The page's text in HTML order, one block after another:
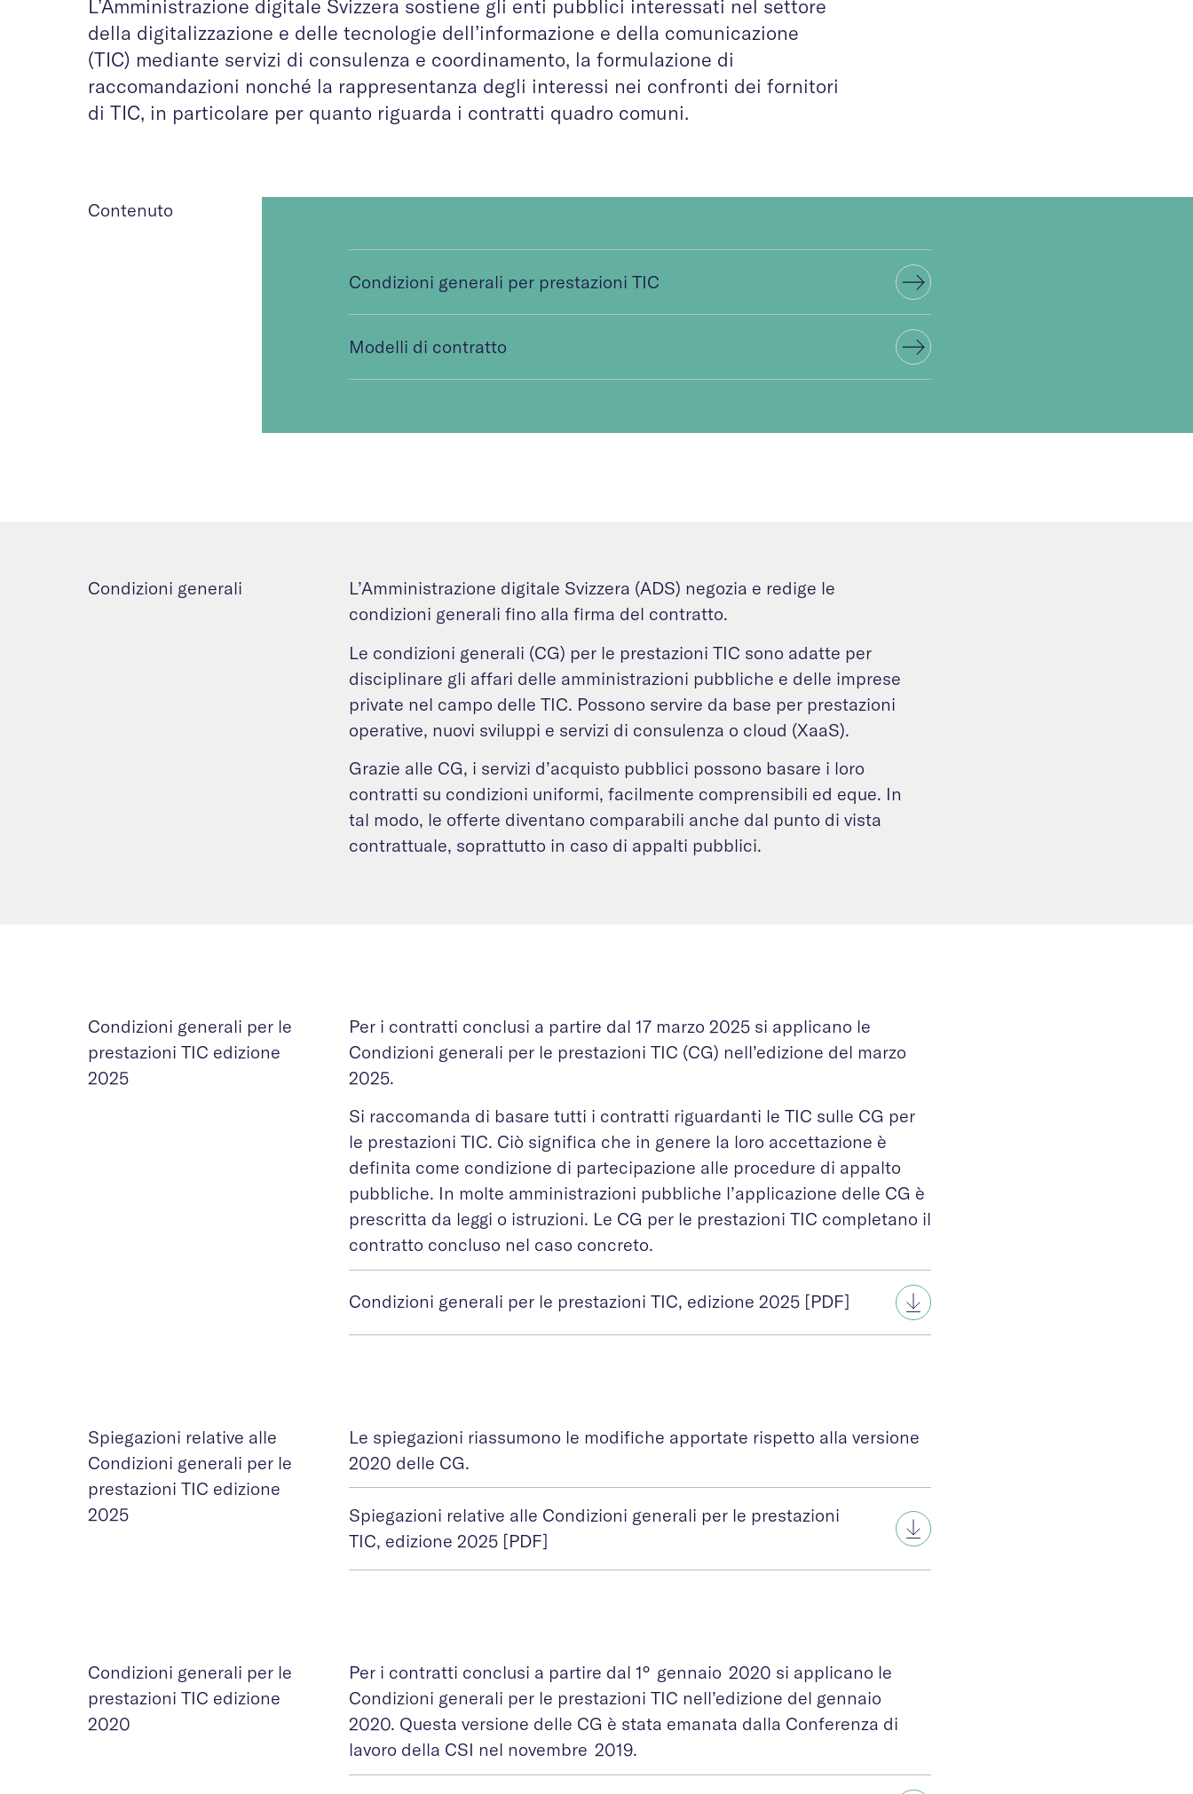
L’Amministrazione digitale Svizzera sostiene gli enti pubblici interessati nel settore
della digitalizzazione e delle tecnologie dell’informazione e della comunicazione
(TIC) mediante servizi di consulenza e coordinamento, la formulazione di
raccomandazioni nonché la rappresentanza degli interessi nei confronti dei fornitori
di TIC, in particolare per quanto riguarda i contratti quadro comuni.
Contenuto
Condizioni generali per prestazioni TIC
Modelli di contratto
Condizioni generali
L’Amministrazione digitale Svizzera (ADS) negozia e redige le
condizioni generali fino alla firma del contratto.
Le condizioni generali (CG) per le prestazioni TIC sono adatte per
disciplinare gli affari delle amministrazioni pubbliche e delle imprese
private nel campo delle TIC. Possono servire da base per prestazioni
operative, nuovi sviluppi e servizi di consulenza o cloud (XaaS).
Grazie alle CG, i servizi d’acquisto pubblici possono basare i loro
contratti su condizioni uniformi, facilmente comprensibili ed eque. In
tal modo, le offerte diventano comparabili anche dal punto di vista
contrattuale, soprattutto in caso di appalti pubblici.
Condizioni generali per le
prestazioni TIC edizione
2025
Per i contratti conclusi a partire dal 17 marzo 2025 si applicano le
Condizioni generali per le prestazioni TIC (CG) nell’edizione del marzo
2025.
Si raccomanda di basare tutti i contratti riguardanti le TIC sulle CG per
le prestazioni TIC. Ciò significa che in genere la loro accettazione è
definita come condizione di partecipazione alle procedure di appalto
pubbliche. In molte amministrazioni pubbliche l’applicazione delle CG è
prescritta da leggi o istruzioni. Le CG per le prestazioni TIC completano il
contratto concluso nel caso concreto.
Condizioni generali per le prestazioni TIC, edizione 2025 [PDF]
Spiegazioni relative alle
Condizioni generali per le
prestazioni TIC edizione
2025
Le spiegazioni riassumono le modifiche apportate rispetto alla versione
2020 delle CG.
Spiegazioni relative alle Condizioni generali per le prestazioni
TIC, edizione 2025 [PDF]
Condizioni generali per le
prestazioni TIC edizione
2020
Per i contratti conclusi a partire dal 1° gennaio 2020 si applicano le
Condizioni generali per le prestazioni TIC nell’edizione del gennaio
2020. Questa versione delle CG è stata emanata dalla Conferenza di
lavoro della CSI nel novembre 2019.